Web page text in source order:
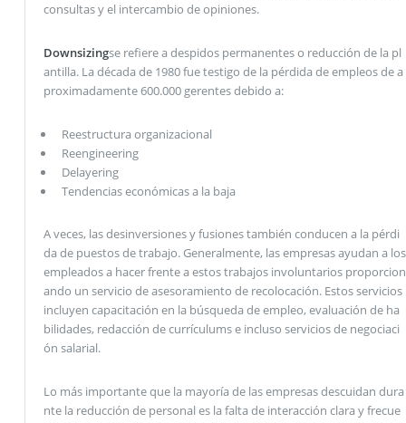
consultas y el intercambio de opiniones.
Downsizingse refiere a despidos permanentes o reducción de la pl
antilla. La década de 1980 fue testigo de la pérdida de empleos de a
proximadamente 600.000 gerentes debido a:
Reestructura organizacional
Reengineering
Delayering
Tendencias económicas a la baja
A veces, las desinversiones y fusiones también conducen a la pérdi
da de puestos de trabajo. Generalmente, las empresas ayudan a los
empleados a hacer frente a estos trabajos involuntarios proporcion
ando un servicio de asesoramiento de recolocación. Estos servicios
incluyen capacitación en la búsqueda de empleo, evaluación de ha
bilidades, redacción de currículums e incluso servicios de negociaci
ón salarial.
Lo más importante que la mayoría de las empresas descuidan dura
nte la reducción de personal es la falta de interacción clara y frecue